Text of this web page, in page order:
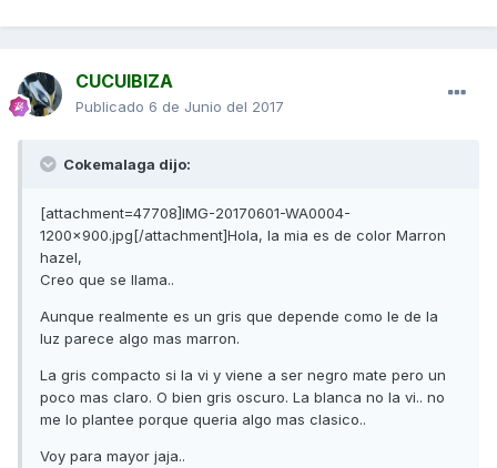
CUCUIBIZA
Publicado 6 de Junio del 2017
Cokemalaga dijo:
[attachment=47708]IMG-20170601-WA0004-
1200x900.jpg[/attachment]Hola, la mia es de color Marron
hazel,
Creo que se llama..
Aunque realmente es un gris que depende como le de la
luz parece algo mas marron.
La gris compacto si la vi y viene a ser negro mate pero un
poco mas claro. O bien gris oscuro. La blanca no la vi.. no
me lo plantee porque queria algo mas clasico..
Voy para mayor jaja..